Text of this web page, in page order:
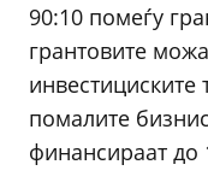
90:10 помеѓу
грантовите
помалите
финансираат до